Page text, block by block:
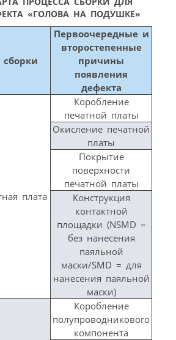
«ГОЛОВА НА ПОДУШКЕ»
сборки
Первоочередные и
второстепенные
причины
появления
дефекта
плата
Коробление
печатной платы
Окисление печатной
платы
Покрытие
поверхности
печатной платы
Конструкция
контактной
площадки (NSMD =
без нанесения
паяльной
маски/SMD = для
нанесения паяльной
маски)
Коробление
полупроводникового
компонента